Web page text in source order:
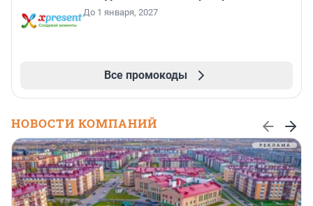
До 1 января, 2027
Все промокоды
НОВОСТИ КОМПАНИЙ